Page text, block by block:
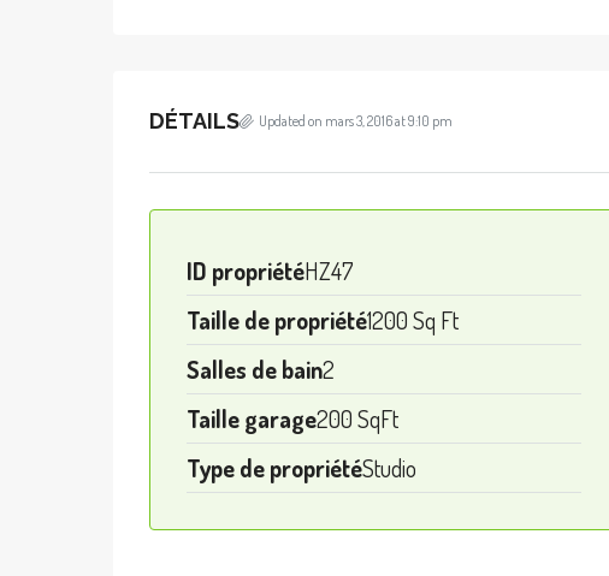
DÉTAILS Updated on mars 3, 2016 at 9:10 pm
ID propriétéHZ47
Taille de propriété1200 Sq Ft
Salles de bain2
Taille garage200 SqFt
Type de propriétéStudio